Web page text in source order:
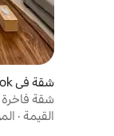
شقة في Kecamatan Depok
شقة فاخرة
القيمة ·